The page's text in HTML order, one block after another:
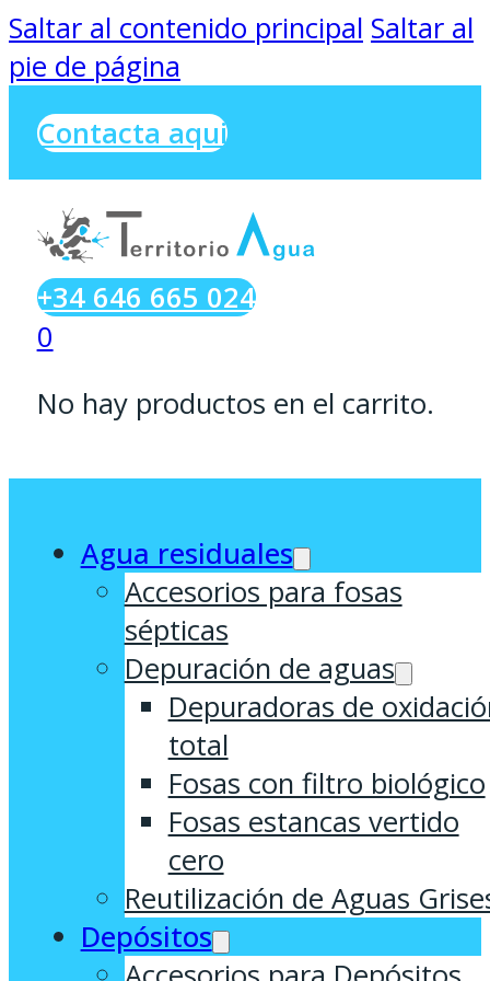
Saltar al contenido principal Saltar al
pie de página
Contacta aqui
+34 646 665 024
0
No hay productos en el carrito.
Agua residuales
Accesorios para fosas
sépticas
Depuración de aguas
Depuradoras de
total
Fosas con filtro biológico
Fosas estancas vertido
cero
Reutilización de Aguas
Depósitos